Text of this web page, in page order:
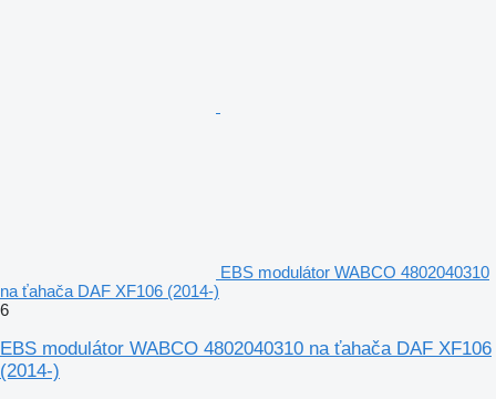
EBS modulátor WABCO 4802040310
na ťahača DAF XF106 (2014-)
6
EBS modulátor WABCO 4802040310 na ťahača DAF XF106
(2014-)